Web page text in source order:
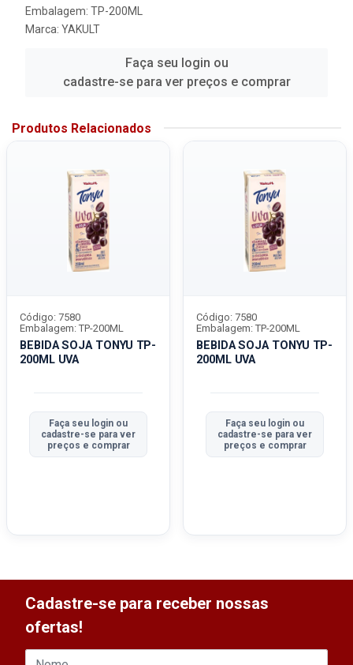
Embalagem: TP-200ML
Marca: YAKULT
Faça seu login ou
cadastre-se para ver preços e comprar
Produtos Relacionados
BEBIDA SOJA TONYU TP-
200ML UVA
Código: 7580
Embalagem: TP-200ML
Faça seu login ou
cadastre-se para ver
preços e comprar
BEBIDA SOJA TONYU TP-
200ML UVA
Código: 7580
Embalagem: TP-200ML
Faça seu login ou
cadastre-se para ver
preços e comprar
Cadastre-se para receber nossas
ofertas!